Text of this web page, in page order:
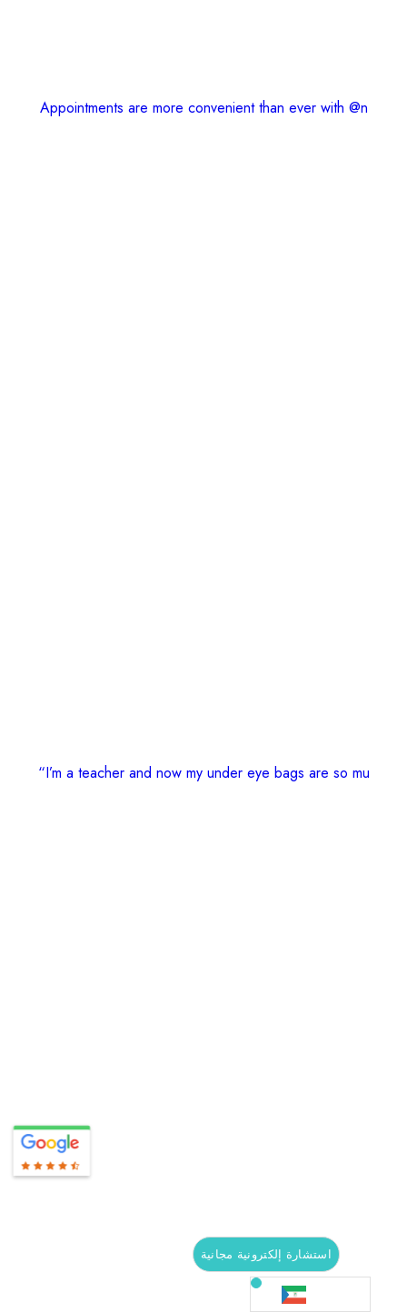
استشارة إلكترونية مجانية
Appointments are more convenient than ever with @n
“I’m a teacher and now my under eye bags are so mu